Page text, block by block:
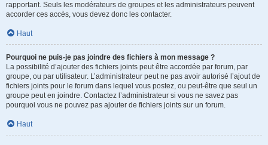
rapportant. Seuls les modérateurs de groupes et les administrateurs peuvent
accorder ces accès, vous devez donc les contacter.
Haut
Pourquoi ne puis-je pas joindre des fichiers à mon message ?
La possibilité d’ajouter des fichiers joints peut être accordée par forum, par
groupe, ou par utilisateur. L’administrateur peut ne pas avoir autorisé l’ajout de
fichiers joints pour le forum dans lequel vous postez, ou peut-être que seul un
groupe peut en joindre. Contactez l’administrateur si vous ne savez pas
pourquoi vous ne pouvez pas ajouter de fichiers joints sur un forum.
Haut